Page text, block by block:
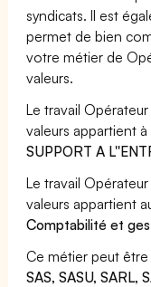
syndicats. Il est
permet de bien
votre métier de
valeurs.
Le travail
valeurs appartient à
SUPPORT A
Le travail
valeurs appartient
Comptabilité et
Ce métier peut
SAS, SASU, SARL,